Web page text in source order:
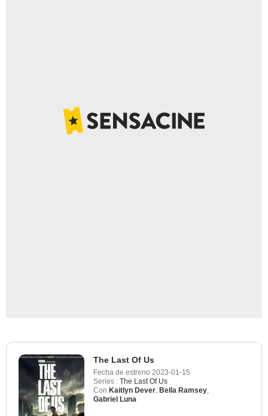
The Last Of Us
Fecha de estreno 2023-01-15
Series : The Last Of Us
Con Kaitlyn Dever Bella Ramsey
Gabriel Luna